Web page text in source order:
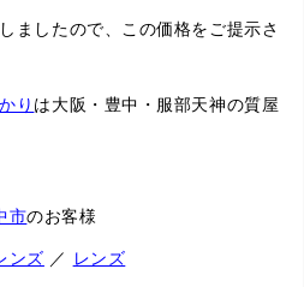
ましたので、この価格をご提示さ
り は大阪・豊中・服部天神の質屋
市のお客様
ンズ ／ レンズ